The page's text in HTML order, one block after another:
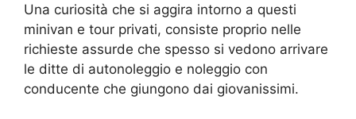
Una curiosità che si aggira intorno a questi
minivan e tour privati, consiste proprio nelle
richieste assurde che spesso si vedono arrivare
le ditte di autonoleggio e noleggio con
conducente che giungono dai giovanissimi.